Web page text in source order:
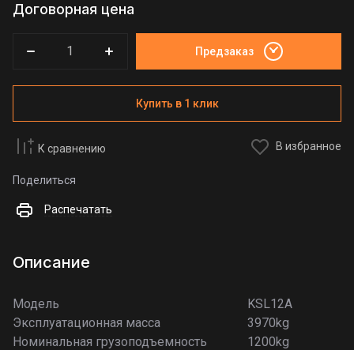
Договорная цена
Предзаказ
Купить в 1 клик
К сравнению В избранное
Поделиться
Распечатать
Описание
Модель
KSL12A
Эксплуатационная масса
3970kg
Номинальная грузоподъемность
1200kg